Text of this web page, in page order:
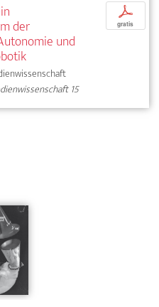
der
und
15
p
gratis